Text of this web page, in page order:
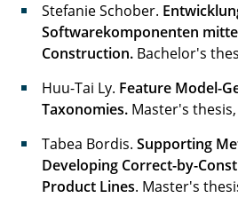
Stefanie Schober.
Softwarekomponenten
Construction. Bachelor's
Huu-Tai Ly. Feature Model-
Taxonomies. Master's
Tabea Bordis. Supporting
Developing Correct-by-
Product Lines. Master's